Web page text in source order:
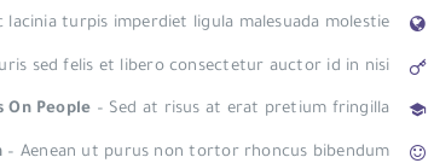
lacinia turpis imperdiet ligula malesuada molestie
sed felis et libero consectetur auctor id in nisi
On People – Sed at risus at erat pretium fringilla
– Aenean ut purus non tortor rhoncus bibendum